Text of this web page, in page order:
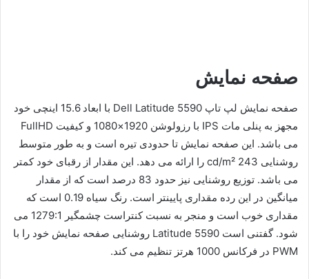
صفحه نمایش
صفحه نمایش لپ تاپ Dell Latitude 5590 با ابعاد 15.6 اینچی خود
مجهز به پنلی مات IPS با رزولوشن 1920×1080 و کیفیت FullHD
می باشد. این صفحه نمایش تا حدودی تیره است و به طور متوسط
روشنایی 243 cd/m² را ارائه می دهد. این مقدار از رقبای خود کمتر
می باشد. توزیع روشنایی نیز حدود 83 درصد است که از مقدار
میانگین در این رده مقداری پایینتر است. رنگ سیاه 0.19 است که
مقداری خوب است و منجر به نسبت کنتراست چشمگیر 1279:1 می
شود. گفتنی است Latitude 5590 روشنایی صفحه نمایش خود را با
PWM در فرکانس 1000 هرتز تنظیم می کند.